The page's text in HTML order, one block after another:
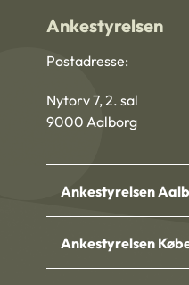
Ankestyrelsen
Postadresse:
Nytorv 7, 2. sal
9000 Aalborg
Ankestyrelsen
Ankestyrelsen